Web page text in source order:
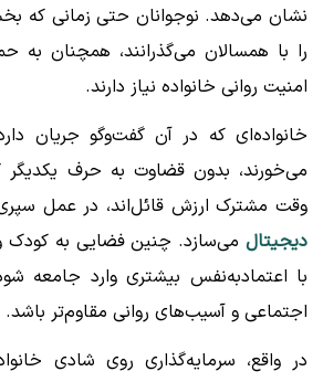
نشان می‌دهد. نوجوانان حتی زمانی که
را با همسالان می‌گذرانند، همچنان به
امنیت روانی خانواده نیاز دارند.
خانواده‌ای که در آن گفت‌وگو جریان
می‌خورند، بدون قضاوت به حرف
وقت مشترک ارزش قائل‌اند، در عمل سپری
دیجیتال می‌سازد. چنین فضایی به کودک
با اعتمادبه‌نفس بیشتری وارد جامعه
اجتماعی و آسیب‌های روانی مقاوم‌تر باشد.
در واقع، سرمایه‌گذاری روی شادی